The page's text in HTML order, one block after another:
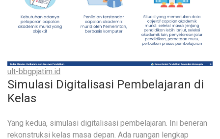
ult-bbgpjatim.id
Simulasi Digitalisasi Pembelajaran di
Kelas
Yang kedua, simulasi digitalisasi pembelajaran. Ini beneran
rekonstruksi kelas masa depan. Ada ruangan lengkap